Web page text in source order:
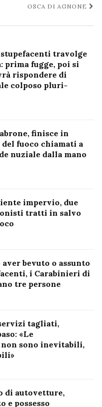
OSCA DI AGNONE
travolge
prima fugge, poi si
rispondere di
colposo pluri-
finisce in
fuoco chiamati a
nuziale dalla mano
impervio, due
tratti in salvo
bevuto o assunto
i Carabinieri di
tre persone
tagliati,
«Le
sono inevitabili,
di autovetture,
e possesso